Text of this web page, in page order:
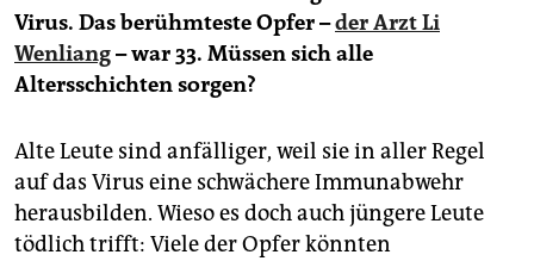
Virus. Das berühmteste Opfer –der Arzt Li
Wenliang– war 33. Müssen sich alle
Altersschichten sorgen?
Alte Leute sind anfälliger, weil sie in aller Regel
auf das Virus eine schwächere Immunabwehr
herausbilden. Wieso es doch auch jüngere Leute
tödlich trifft: Viele der Opfer könnten